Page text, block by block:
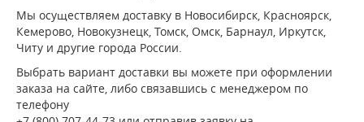
Мы осуществляем доставку в Новосибирск, Красноярск,
Кемерово, Новокузнецк, Томск, Омск, Барнаул, Иркутск,
Читу и другие города России.
Выбрать вариант доставки вы можете при оформлении
заказа на сайте, либо связавшись с менеджером по
телефону